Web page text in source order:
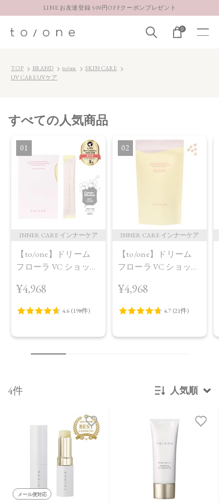
LINE お友達登録 500円OFFクーポンプレゼント
お得な定期購入コースはこちら
0
TOP BRAND to/one
SKIN CARE
UV CARE UVケア
すべての人気商品
1
INNER CARE インナーケア
【to/one】ドリーム
フローラ VC ショット
¥4,968
2
INNER CARE インナーケア
【to/one】ドリーム
フローラ VC ショット
プラス＜限定品＞
¥4,968
4件 人気順
発売日順
価格が高い
レビューが多い順
メール便対応